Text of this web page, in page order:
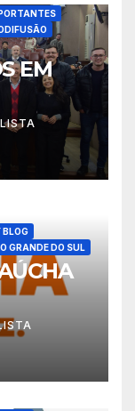
EM
BLOG
GRANDE DO SUL